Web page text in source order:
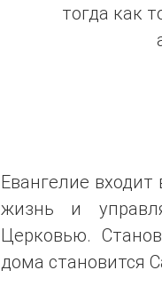
тогда как
Евангелие
жизнь и
Церковью.
дома становится